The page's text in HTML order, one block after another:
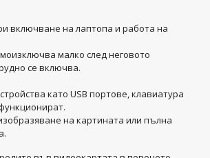
включване на лаптопа и работа на
малко след неговото
се включва.
като USB портове, клавиатура
на картината или пълна